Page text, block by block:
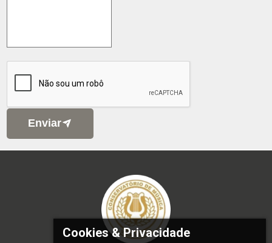
Enviar
Cookies & Privacidade